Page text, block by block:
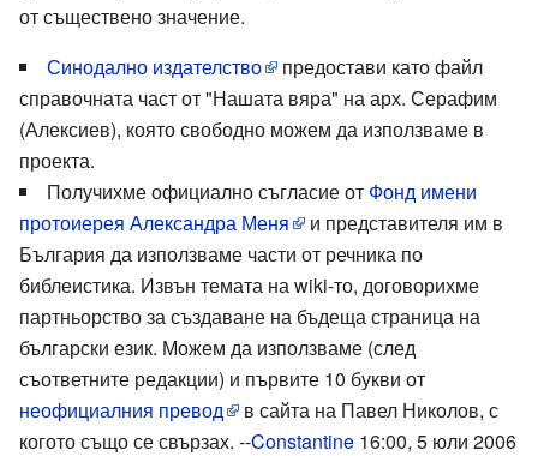
от съществено значение.
Синодално издателство
предостави като файл
справочната част от "Нашата вяра" на арх. Серафим
(Алексиев), която свободно можем да използваме в
проекта.
Получихме официално съгласие от Фонд имени
протоиерея Александра Меня
и представителя им в
България да използваме части от речника по
библеистика. Извън темата на wiki-то, договорихме
партньорство за създаване на бъдеща страница на
български език. Можем да използваме (след
съответните редакции) и първите 10 букви от
неофициалния превод
в сайта на Павел Николов, с
когото също се свързах. --Constantine 16:00, 5 юли 2006